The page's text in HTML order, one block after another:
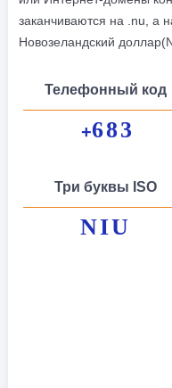
заканчиваются на .nu, а
Новозеландский
Телефонный код
+683
Три буквы ISO
NIU